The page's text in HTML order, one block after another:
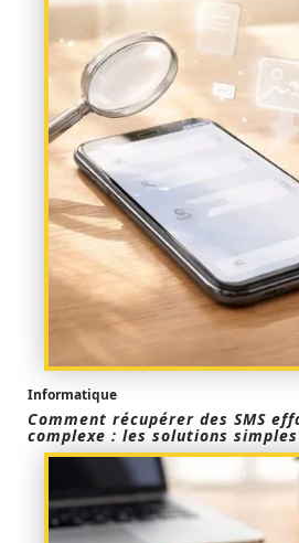
Informatique
Comment récupérer des SMS
complexe : les solutions simples